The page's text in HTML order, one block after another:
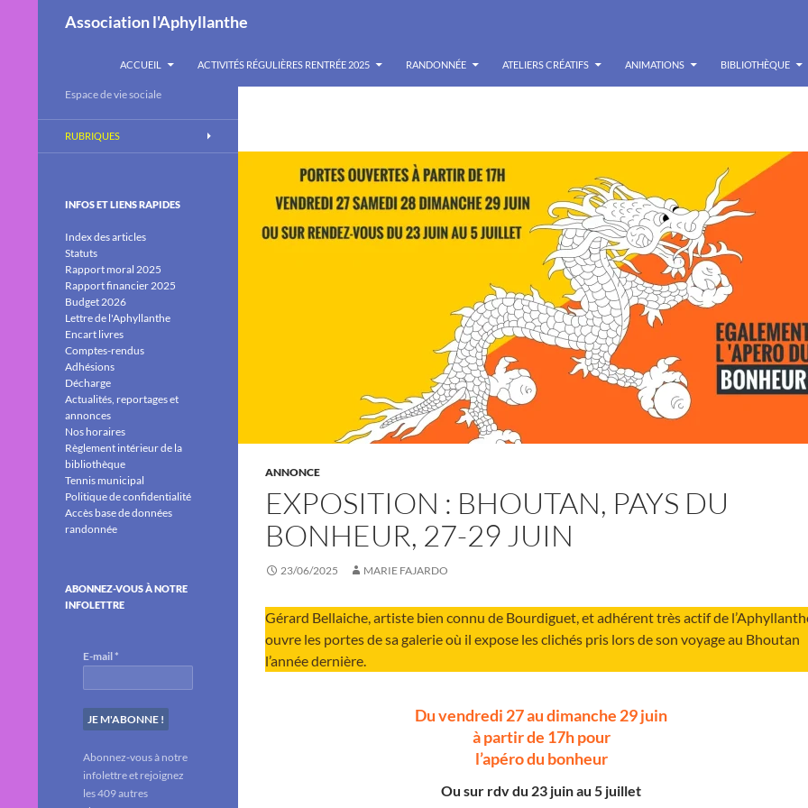
Association l'Aphyllanthe
ACCUEIL
ACTIVITÉS RÉGULIÈRES RENTRÉE 2025 RANDONNÉE ATELIERS CRÉATIFS ANIMATIONS BIBLIOTHÈQUE
ANNONCE
EXPOSITION : BHOUTAN, PAYS DU
BONHEUR, 27-29 JUIN
23/06/2025 MARIE FAJARDO
Gérard Bellaiche, artiste bien connu de Bourdiguet, et adhérent très actif de
ouvre les portes de sa galerie où il expose les clichés pris lors de son voyage au Bhoutan
l’année dernière.
Du vendredi 27 au dimanche 29 juin
à partir de 17h pour
l’apéro du bonheur
Ou sur rdv du 23 juin au 5 juillet
Espace de vie sociale
RUBRIQUES
INFOS ET LIENS RAPIDES
Index des articles
Statuts
Rapport moral 2025
Rapport financier 2025
Budget 2026
Lettre de l'Aphyllanthe
Encart livres
Comptes-rendus
Adhésions
Décharge
Actualités, reportages et
annonces
Nos horaires
Règlement intérieur de la
bibliothèque
Tennis municipal
Politique de confidentialité
Accès base de données
randonnée
ABONNEZ-VOUS À NOTRE
INFOLETTRE
E-mail*
Abonnez-vous à notre
infolettre et rejoignez
les 409 autres